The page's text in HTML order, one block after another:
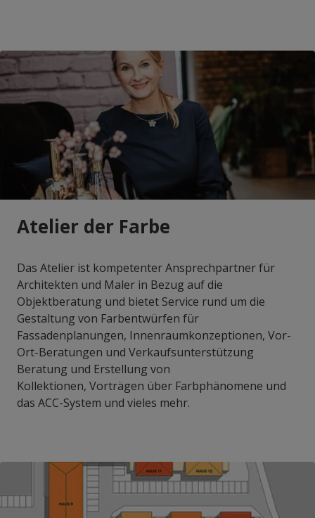
Atelier der Farbe
Das Atelier ist kompetenter Ansprechpartner für
Architekten und Maler in Bezug auf die
Objektberatung und bietet Service rund um die
Gestaltung von Farbentwürfen für
Fassadenplanungen, Innenraumkonzeptionen, Vor-
Ort-Beratungen und Verkaufsunterstützung
Beratung und Erstellung von
Kollektionen, Vorträgen über Farbphänomene und
das ACC-System und vieles mehr.